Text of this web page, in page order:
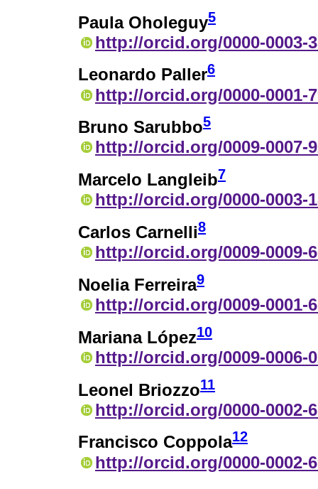
Paula Oholeguy5
http://orcid.org/0000-0003-
Leonardo Paller6
http://orcid.org/0000-0001-
Bruno Sarubbo5
http://orcid.org/0009-0007-
Marcelo Langleib7
http://orcid.org/0000-0003-
Carlos Carnelli8
http://orcid.org/0009-0009-
Noelia Ferreira9
http://orcid.org/0009-0001-
Mariana López10
http://orcid.org/0009-0006-
Leonel Briozzo11
http://orcid.org/0000-0002-
Francisco Coppola12
http://orcid.org/0000-0002-